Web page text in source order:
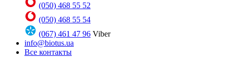
(050) 468 55 52
(050) 468 55 54
(067) 461 47 96 Viber
info@biotus.ua
Все контакты